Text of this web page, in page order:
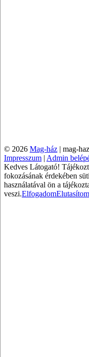
© 2026 Mag-ház | mag-
Impresszum | Admin
Kedves Látogató!
fokozásának érdekében
használatával ön a
veszi.ElfogadomElutasítom